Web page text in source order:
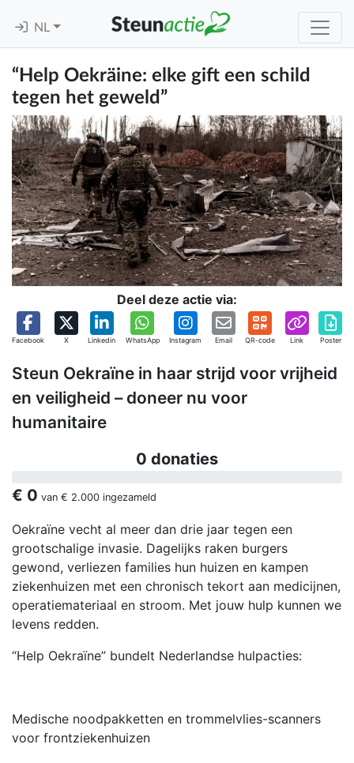
NL
“Help Oekräine: elke gift een schild
tegen het geweld”
Deel deze actie via:
Facebook X Linkedin WhatsApp Instagram Email QR-code Link Poster
Steun Oekraïne in haar strijd voor vrijheid
en veiligheid – doneer nu voor
humanitaire
0 donaties
€ 0 van € 2.000 ingezameld
Oekraïne vecht al meer dan drie jaar tegen een
grootschalige invasie. Dagelijks raken burgers
gewond, verliezen families hun huizen en kampen
ziekenhuizen met een chronisch tekort aan medicijnen,
operatiemateriaal en stroom. Met jouw hulp kunnen we
levens redden.
“Help Oekraïne” bundelt Nederlandse hulpacties:
Medische noodpakketten en trommelvlies-scanners
voor frontziekenhuizen